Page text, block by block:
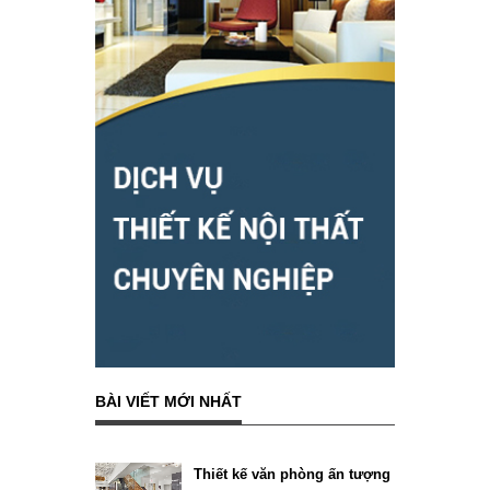
BÀI VIẾT MỚI NHẤT
Thiết kế văn phòng ấn tượng